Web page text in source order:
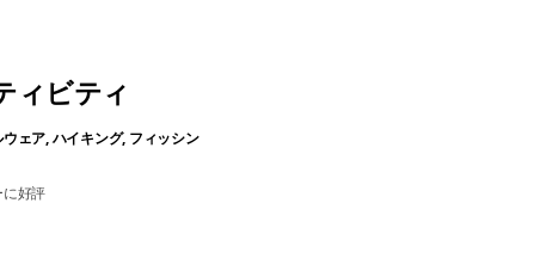
ィビティ
ェア, ハイキング, フィッシン
好評